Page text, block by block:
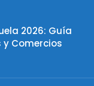
2026: Guía
Comercios